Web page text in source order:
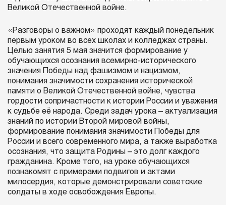
Великой Отечественной войне.
«Разговоры о важном» проходят каждый понедельник
первым уроком во всех школах и колледжах страны.
Целью занятия 5 мая значится формирование у
обучающихся осознания всемирно-исторического
значения Победы над фашизмом и нацизмом,
понимания значимости сохранения исторической
памяти о Великой Отечественной войне, чувства
гордости сопричастности к истории России и уважения
к судьбе её народа. Среди задач урока – актуализация
знаний по истории Второй мировой войны,
формирование понимания значимости Победы для
России и всего современного мира, а также выработка
осознания, что защита Родины – это долг каждого
гражданина. Кроме того, на уроке обучающихся
познакомят с примерами подвигов и актами
милосердия, которые демонстрировали советские
солдаты в ходе освобождения Европы.